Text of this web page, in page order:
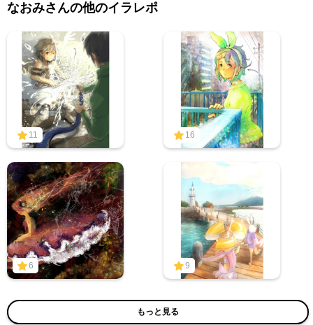
なおみさんの他のイラレポ
11 16
6 9
もっと見る